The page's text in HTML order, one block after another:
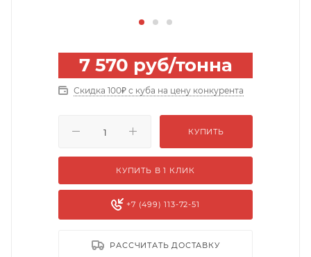
7 570 руб/тонна
Скидка 100₽ с куба на цену конкурента
КУПИТЬ
КУПИТЬ В 1 КЛИК
+7 (499) 113-72-51
РАССЧИТАТЬ ДОСТАВКУ